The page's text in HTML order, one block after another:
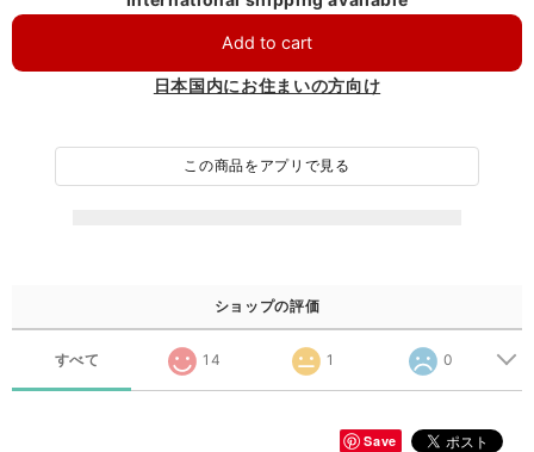
Add to cart
日本国内にお住まいの方向け
この商品をアプリで見る
ショップの評価
すべて 14 1 0
Save